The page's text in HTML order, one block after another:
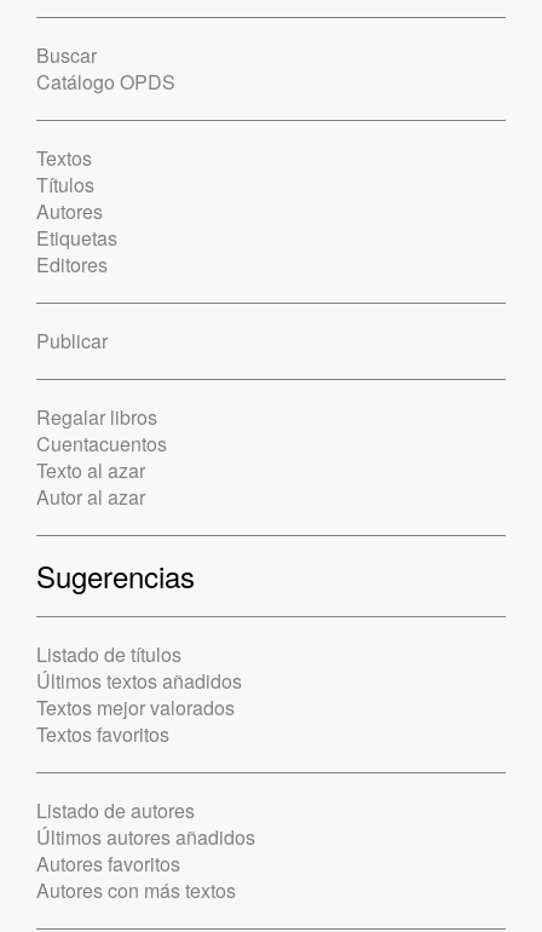
Buscar
Catálogo OPDS
Textos
Títulos
Autores
Etiquetas
Editores
Publicar
Regalar libros
Cuentacuentos
Texto al azar
Autor al azar
Sugerencias
Listado de títulos
Últimos textos añadidos
Textos mejor valorados
Textos favoritos
Listado de autores
Últimos autores añadidos
Autores favoritos
Autores con más textos